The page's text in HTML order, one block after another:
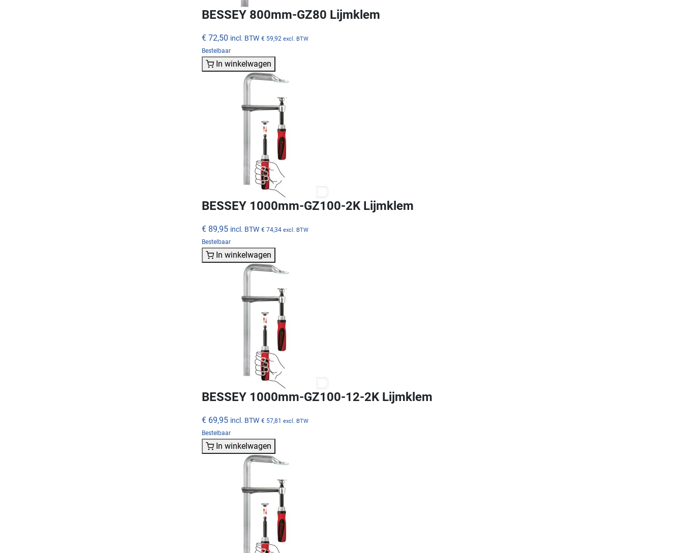
BESSEY 800mm-GZ80 Lijmklem
€ 72,50 incl. BTW € 59,92 excl. BTW
Bestelbaar
In winkelwagen
BESSEY 1000mm-GZ100-2K Lijmklem
€ 89,95 incl. BTW € 74,34 excl. BTW
Bestelbaar
In winkelwagen
BESSEY 1000mm-GZ100-12-2K Lijmklem
€ 69,95 incl. BTW € 57,81 excl. BTW
Bestelbaar
In winkelwagen